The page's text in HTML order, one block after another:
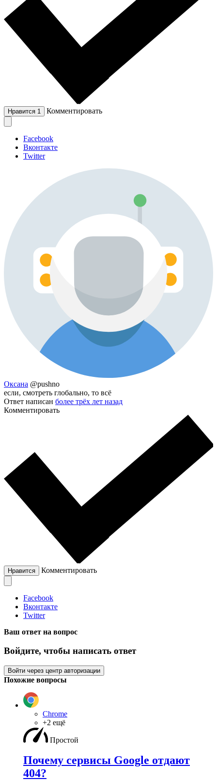
Нравится 1 Комментировать
Facebook
Вконтакте
Twitter
Оксана @pushno
если, смотреть глобально, то всё
Ответ написан более трёх лет назад
Комментировать
Нравится Комментировать
Facebook
Вконтакте
Twitter
Ваш ответ на вопрос
Войдите, чтобы написать ответ
Войти через центр авторизации
Похожие вопросы
Chrome
+2 ещё
Простой
Почему сервисы Google отдают
404?